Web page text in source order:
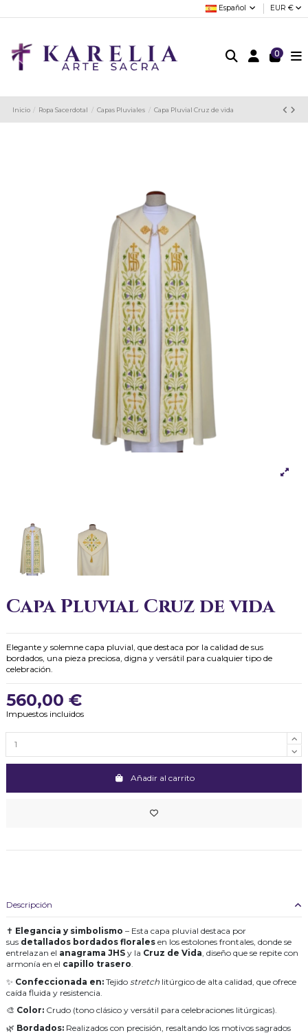
Español EUR €
0
Inicio Ropa Sacerdotal Capas Pluviales Capa Pluvial Cruz de vida
Capa Pluvial Cruz de vida
Elegante y solemne capa pluvial, que destaca por la calidad de sus
bordados, una pieza preciosa, digna y versátil para cualquier tipo de
celebración.
560,00 €
Impuestos incluidos
Añadir al carrito
Descripción
✝ Elegancia y simbolismo – Esta capa pluvial destaca por
sus detallados bordados florales en los estolones frontales, donde se
entrelazan el anagrama JHS y la Cruz de Vida, diseño que se repite con
armonía en el capillo trasero.
✨ Confeccionada en: Tejido stretch litúrgico de alta calidad, que ofrece
caída fluida y resistencia.
🎨 Color: Crudo (tono clásico y versátil para celebraciones litúrgicas).
🌿 Bordados: Realizados con precisión, resaltando los motivos sagrados